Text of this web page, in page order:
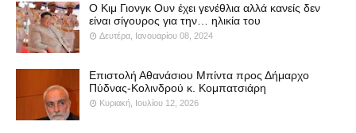
Ο Κιμ Γιονγκ Ουν έχει γενέθλια αλλά κανείς δεν
είναι σίγουρος για την… ηλικία του
Δευτέρα, Ιανουαρίου 08, 2024
Επιστολή Αθανάσιου Μπίντα προς Δήμαρχο
Πύδνας-Κολινδρού κ. Κομπατσιάρη
Κυριακή, Ιουλίου 12, 2026